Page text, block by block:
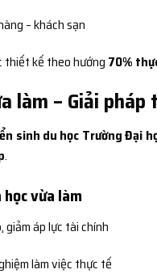
– khách sạn
thiết kế theo hướng70%
làm – Giải
sinh du học Trường Đại
.
vừa làm
giảm áp lực tài chính
làm việc thực tế